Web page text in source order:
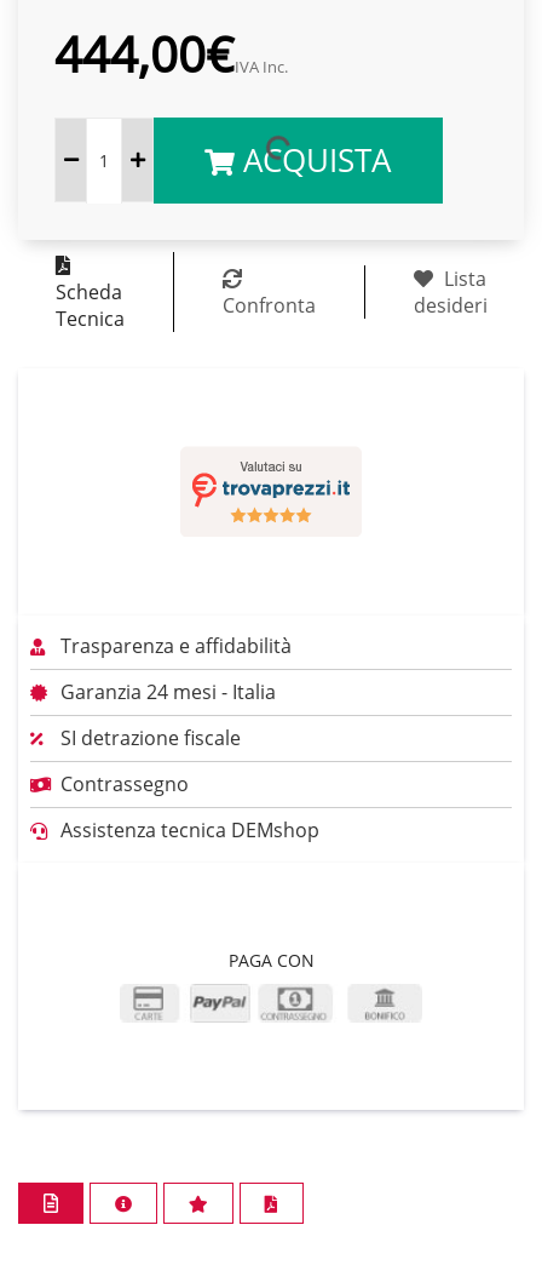
444,00€IVA Inc.
ACQUISTA
Scheda
Tecnica
Confronta
Lista
desideri
Trasparenza e affidabilità
Garanzia 24 mesi - Italia
SI detrazione fiscale
Contrassegno
Assistenza tecnica DEMshop
PAGA CON